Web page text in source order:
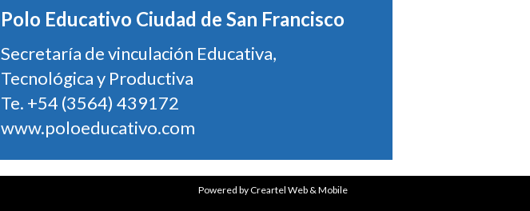
Polo Educativo Ciudad de San Francisco
Secretaría de vinculación Educativa,
Tecnológica y Productiva
Te. +54 (3564) 439172
www.poloeducativo.com
Powered byCreartel Web & Mobile